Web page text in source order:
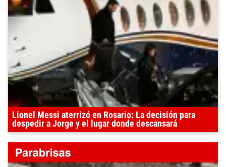
Lionel Messi aterrizó en Rosario: La decisión para
despedir a Jorge y el lugar donde descansará